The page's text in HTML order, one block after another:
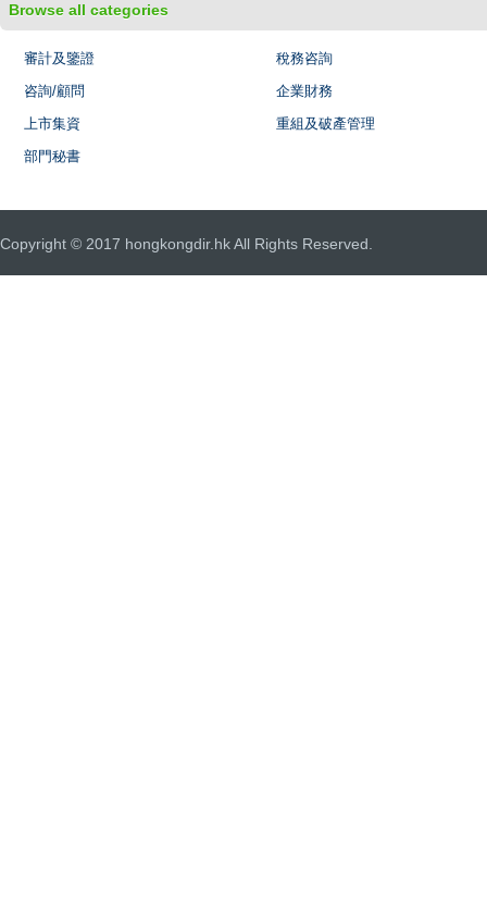
Browse all categories
審計及鑒證
稅務咨詢
咨詢/顧問
企業財務
上市集資
重組及破產管理
部門秘書
Copyright © 2017 hongkongdir.hk All Rights Reserved.